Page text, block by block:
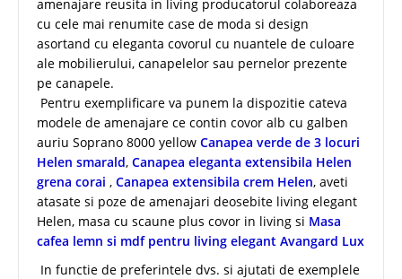
amenajare reusita in living producatorul colaboreaza
cu cele mai renumite case de moda si design
asortand cu eleganta covorul cu nuantele de culoare
ale mobilierului, canapelelor sau pernelor prezente
pe canapele.
Pentru exemplificare va punem la dispozitie cateva
modele de amenajare ce contin covor alb cu galben
auriu Soprano 8000 yellow Canapea verde de 3 locuri
Helen smarald, Canapea eleganta extensibila Helen
grena corai , Canapea extensibila crem Helen, aveti
atasate si poze de amenajari deosebite living elegant
Helen, masa cu scaune plus covor in living si Masa
cafea lemn si mdf pentru living elegant Avangard Lux
In functie de preferintele dvs. si ajutati de exemplele